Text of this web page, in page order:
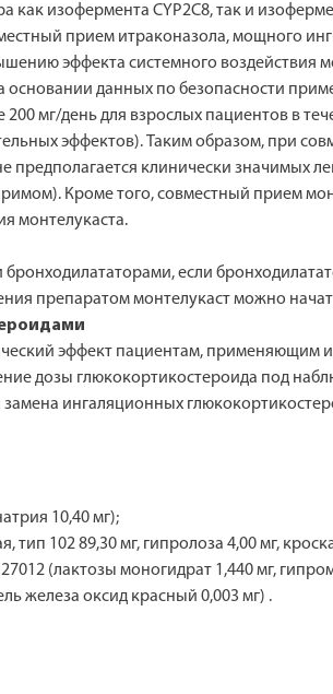
изофермента CYP2C8, так и
прием итраконазола, мощного
эффекта системного воздействия
основании данных по безопасности
мг/день для взрослых пациентов в
эффектов). Таким образом, при
предполагается клинически значимых
Кроме того, совместный прием
монтелукаста.
если
препаратом монтелукаст можно
эффект пациентам, применяющим
дозы глюкокортикостероида под
ингаляционных
10,40 мг);
тип 102 89,30 мг, гипролоза 4,00 мг,
(лактозы моногидрат 1,440 мг,
железа оксид красный 0,003 мг) .